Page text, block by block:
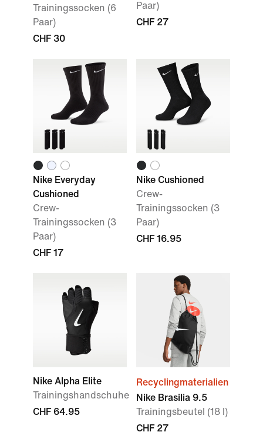
Trainingssocken (6
Paar)
CHF 30
Paar)
CHF 27
Nike Everyday
Cushioned
Crew-
Trainingssocken (3
Paar)
CHF 17
Nike Cushioned
Crew-
Trainingssocken (3
Paar)
CHF 16.95
Nike Alpha Elite
Trainingshandschuhe
CHF 64.95
Recyclingmaterialien
Nike Brasilia 9.5
Trainingsbeutel (18 l)
CHF 27